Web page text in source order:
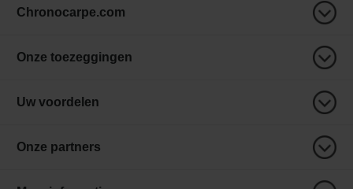
Chronocarpe.com
Onze toezeggingen
Uw voordelen
Onze partners